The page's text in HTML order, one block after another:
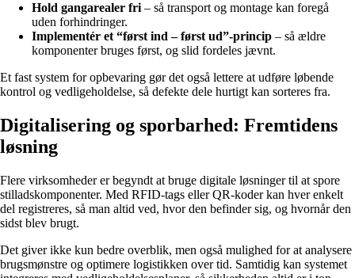
Hold gangarealer fri – så transport og montage kan foregå
uden forhindringer.
Implementér et “først ind – først ud”-princip – så ældre
komponenter bruges først, og slid fordeles jævnt.
Et fast system for opbevaring gør det også lettere at udføre løbende
kontrol og vedligeholdelse, så defekte dele hurtigt kan sorteres fra.
Digitalisering og sporbarhed: Fremtidens
løsning
Flere virksomheder er begyndt at bruge digitale løsninger til at spore
stilladskomponenter. Med RFID-tags eller QR-koder kan hver enkelt
del registreres, så man altid ved, hvor den befinder sig, og hvornår den
sidst blev brugt.
Det giver ikke kun bedre overblik, men også mulighed for at analysere
brugsmønstre og optimere logistikken over tid. Samtidig kan systemet